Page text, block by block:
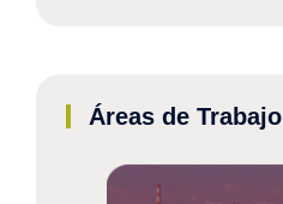
Áreas de Trabajo